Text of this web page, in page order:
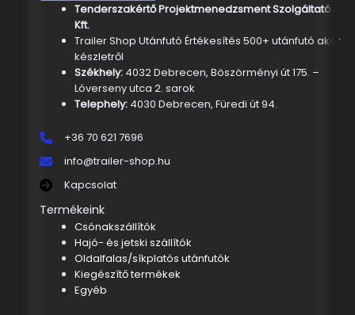
Tenderszakértő Projektmenedzsment Szolgáltató
Kft.
Trailer Shop Utánfutó Értékesítés 500+ utánfutó akár
készletről
Székhely: 4032 Debrecen, Böszörményi út 175. –
Lóverseny utca 2. sarok
Telephely:4030 Debrecen, Füredi út 94.
+36 70 621 7696
info@trailer-shop.hu
Kapcsolat
Termékeink
Csónakszállítók
Hajó- és jetski szállítók
Oldalfalas/síkplatós utánfutók
Kiegészítő termékek
Egyéb